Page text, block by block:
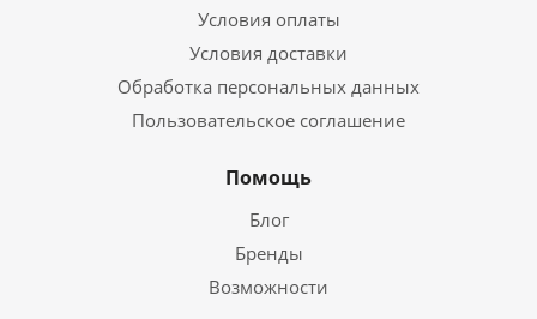
Условия оплаты
Условия доставки
Обработка персональных данных
Пользовательское соглашение
Помощь
Блог
Бренды
Возможности